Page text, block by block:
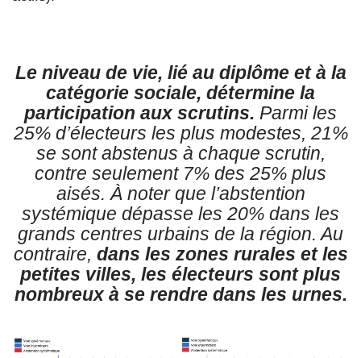
Le niveau de vie, lié au diplôme et à la
catégorie sociale, détermine la
participation aux scrutins. Parmi les
25% d’électeurs les plus modestes, 21%
se sont abstenus à chaque scrutin,
contre seulement 7% des 25% plus
aisés. À noter que l’abstention
systémique dépasse les 20% dans les
grands centres urbains de la région. Au
contraire, dans les zones rurales et les
petites villes, les électeurs sont plus
nombreux à se rendre dans les urnes.